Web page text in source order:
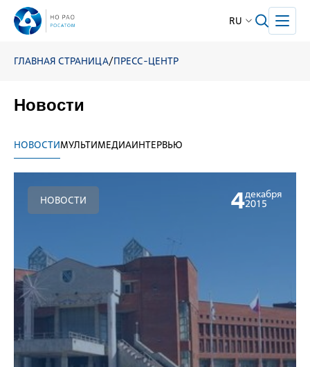
RU
ГЛАВНАЯ СТРАНИЦА/ПРЕСС-ЦЕНТР
Новости
НОВОСТИМУЛЬТИМЕДИАИНТЕРВЬЮ
НОВОСТИ 4декабря
2015